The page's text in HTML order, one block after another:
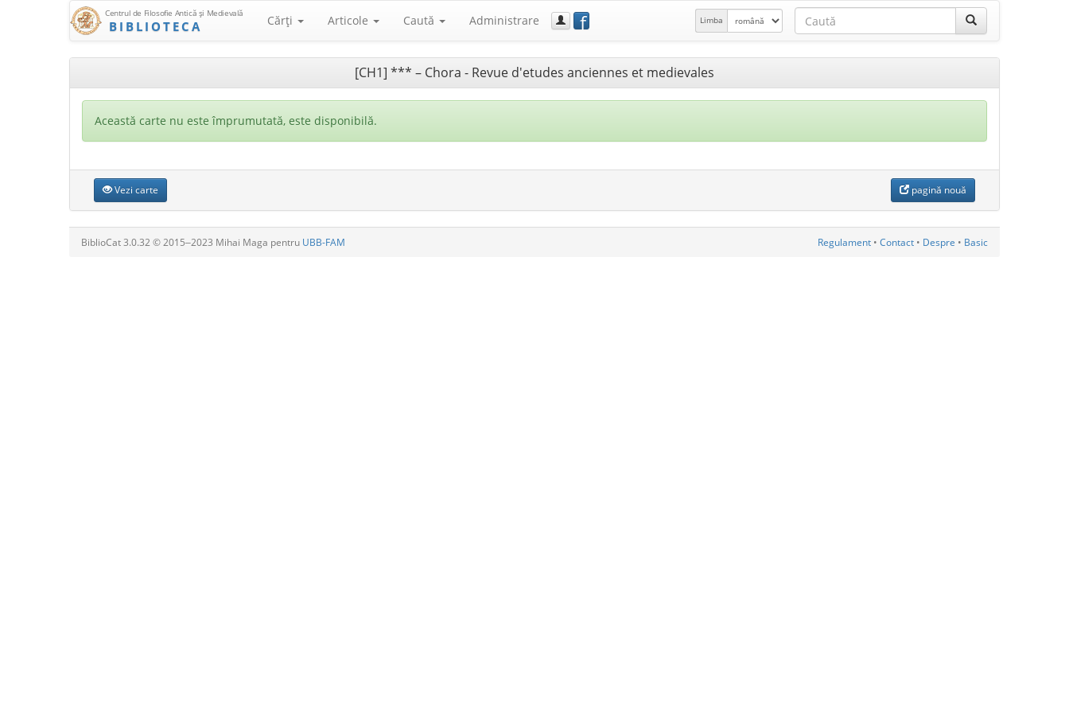
Centrul de Filosofie Antică şi Medievală
BIBLIOTECA Cărţi Articole Caută Administrare f Limba
[CH1] *** – Chora - Revue d'etudes anciennes et medievales
Această carte nu este împrumutată, este disponibilă.
Vezi carte pagină nouă
BiblioCat 3.0.32 © 2015‒2023 Mihai Maga pentru UBB-FAM Regulament • Contact • Despre • Basic